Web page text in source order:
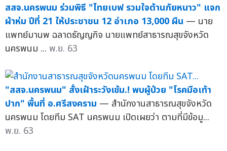
สสจ.นครพนม ร่วมพิธี "ไทยเบฟ รวมใจต้านภัยหนาว" แจก
ผ้าห่ม ปีที่ 21 ให้ประชาชน 12 อำเภอ 13,000 ผืน — นาย
แพทย์มานพ ฉลาดธัญญกิจ นายแพทย์สาธารณสุขจังหวัด
นครพนม ... พ.ย. 63
"สสจ.นครพนม" สั่งเฝ้าระวังเข้ม.! พบผู้ป่วย "โรคมือเท้า
ปาก" พื้นที่ อ.ศรีสงคราม — สำนักงานสาธารณสุขจังหวัด
นครพนม โดยทีม SAT นครพนม เปิดเผยว่า ตามที่มีข้อมู...
พ.ย. 63